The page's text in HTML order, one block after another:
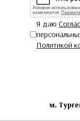
Я даю
Политикой
м.